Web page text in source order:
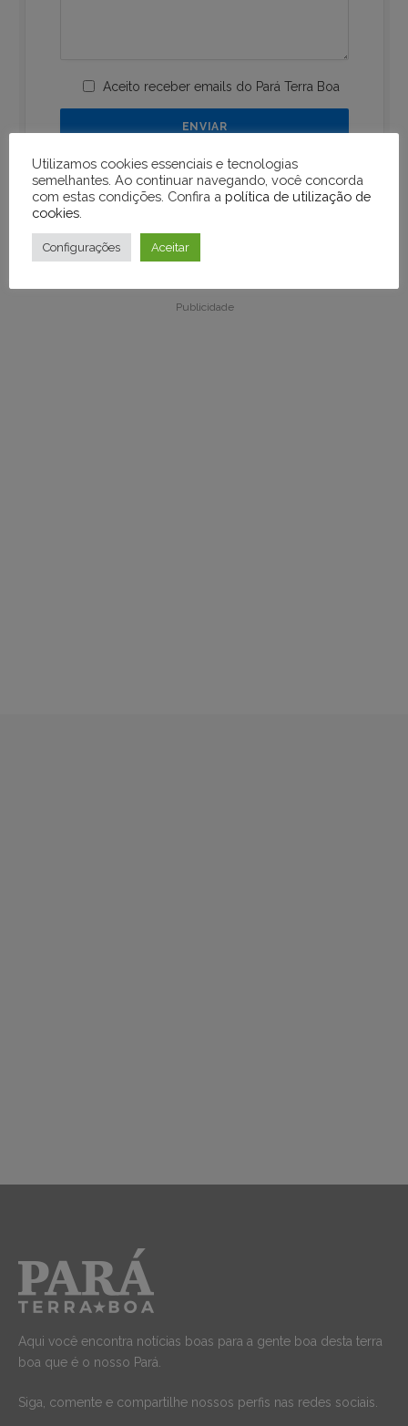
Aceito receber emails do Pará Terra Boa
Publicidade
Publicidade
Aqui você encontra notícias boas para a gente boa desta terra
boa que é o nosso Pará.
Siga, comente e compartilhe nossos perfis nas redes sociais.
Utilizamos cookies essenciais e tecnologias
semelhantes. Ao continuar navegando, você concorda
com estas condições. Confira a política de utilização de
cookies
Configurações Aceitar